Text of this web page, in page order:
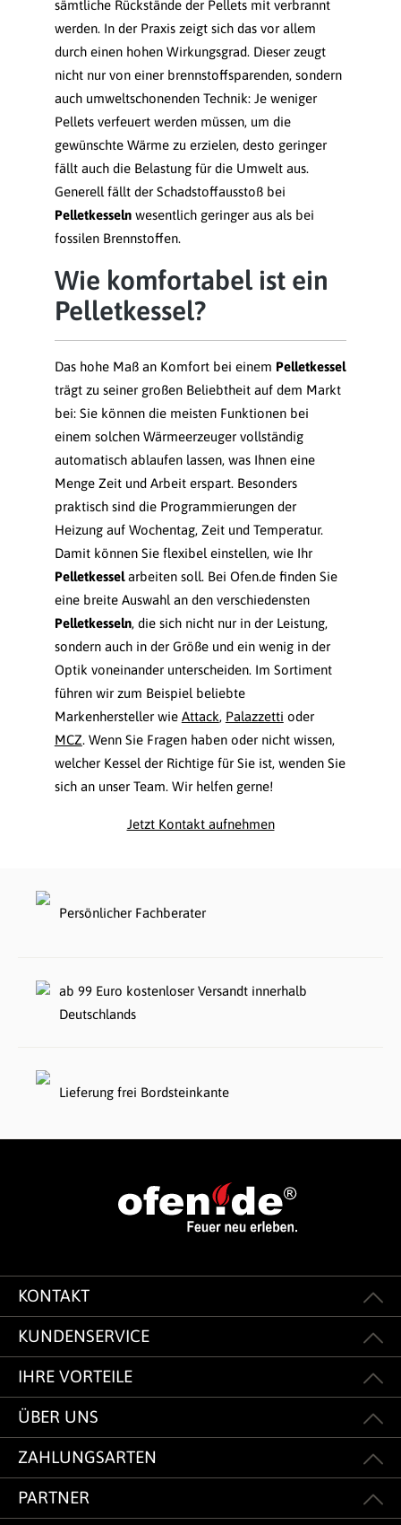
sämtliche Rückstände der Pellets mit verbrannt
werden. In der Praxis zeigt sich das vor allem
durch einen hohen Wirkungsgrad. Dieser zeugt
nicht nur von einer brennstoffsparenden, sondern
auch umweltschonenden Technik: Je weniger
Pellets verfeuert werden müssen, um die
gewünschte Wärme zu erzielen, desto geringer
fällt auch die Belastung für die Umwelt aus.
Generell fällt der Schadstoffausstoß bei
Pelletkesselnwesentlich geringer aus als bei
fossilen Brennstoffen.
Wie komfortabel ist ein
Pelletkessel?
Das hohe Maß an Komfort bei einem Pelletkessel
trägt zu seiner großen Beliebtheit auf dem Markt
bei: Sie können die meisten Funktionen bei
einem solchen Wärmeerzeuger vollständig
automatisch ablaufen lassen, was Ihnen eine
Menge Zeit und Arbeit erspart. Besonders
praktisch sind die Programmierungen der
Heizung auf Wochentag, Zeit und Temperatur.
Damit können Sie flexibel einstellen, wie Ihr
Pelletkesselarbeiten soll. Bei Ofen.de finden Sie
eine breite Auswahl an den verschiedensten
Pelletkesseln, die sich nicht nur in der Leistung,
sondern auch in der Größe und ein wenig in der
Optik voneinander unterscheiden. Im Sortiment
führen wir zum Beispiel beliebte
Markenhersteller wie Attack, Palazzetti oder
MCZ. Wenn Sie Fragen haben oder nicht wissen,
welcher Kessel der Richtige für Sie ist, wenden Sie
sich an unser Team. Wir helfen gerne!
Jetzt Kontakt aufnehmen
Persönlicher Fachberater
ab 99 Euro kostenloser Versandt innerhalb
Deutschlands
Lieferung frei Bordsteinkante
KONTAKT
KUNDENSERVICE
IHRE VORTEILE
ÜBER UNS
ZAHLUNGSARTEN
PARTNER